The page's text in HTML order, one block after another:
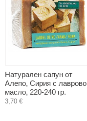
Натурален сапун от
Алепо, Сирия с лаврово
масло, 220-240 гр.
3,70 €